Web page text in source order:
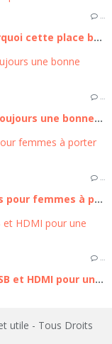
…
Comment fonctionne Euronext et pourquoi cette place boursière compte pour les investisseurs européens
…
Acheter un iPhone 12 en 2026 : est ce toujours une bonne affaire ?
Le guide ultime des vestes et blousons pour femmes à porter au quotidien
…
Astuces pour bien choisir ses câbles USB et HDMI pour une connectivité optimale
utile - Tous Droits